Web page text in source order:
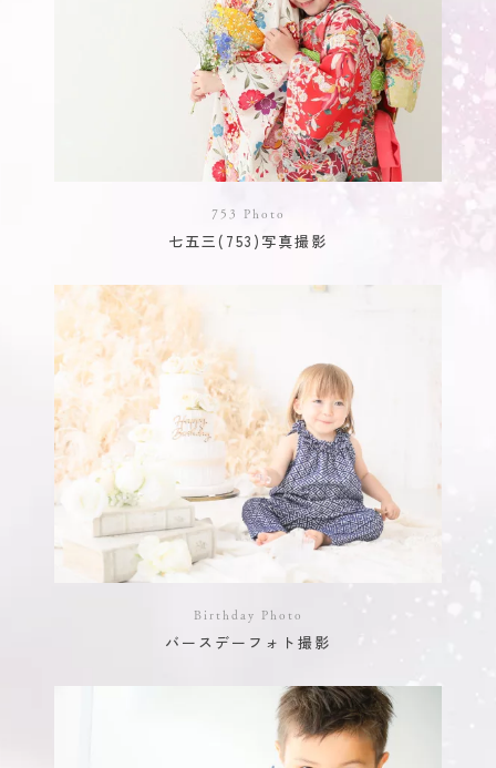
753 Photo
七五三(753)写真撮影
Birthday Photo
バースデーフォト撮影